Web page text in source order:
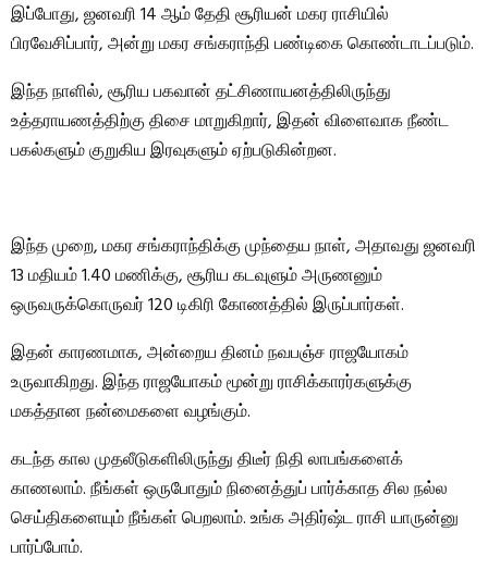
இப்போது, ​​ஜனவரி 14 ஆம் தேதி சூரியன் மகர ராசியில்
பிரவேசிப்பார், அன்று மகர சங்கராந்தி பண்டிகை கொண்டாடப்படும்.
இந்த நாளில், சூரிய பகவான் தட்சிணாயனத்திலிருந்து
உத்தராயணத்திற்கு திசை மாறுகிறார், இதன் விளைவாக நீண்ட
பகல்களும் குறுகிய இரவுகளும் ஏற்படுகின்றன.
இந்த முறை, மகர சங்கராந்திக்கு முந்தைய நாள், அதாவது ஜனவரி
13 மதியம் 1.40 மணிக்கு, சூரிய கடவுளும் அருணனும்
ஒருவருக்கொருவர் 120 டிகிரி கோணத்தில் இருப்பார்கள்.
இதன் காரணமாக, அன்றைய தினம் நவபஞ்ச ராஜயோகம்
உருவாகிறது. இந்த ராஜயோகம் மூன்று ராசிக்காரர்களுக்கு
மகத்தான நன்மைகளை வழங்கும்.
கடந்த கால முதலீடுகளிலிருந்து திடீர் நிதி லாபங்களைக்
காணலாம். நீங்கள் ஒருபோதும் நினைத்துப் பார்க்காத சில நல்ல
செய்திகளையும் நீங்கள் பெறலாம். உங்க அதிர்ஷ்ட ராசி யாருன்னு
பார்ப்போம்.